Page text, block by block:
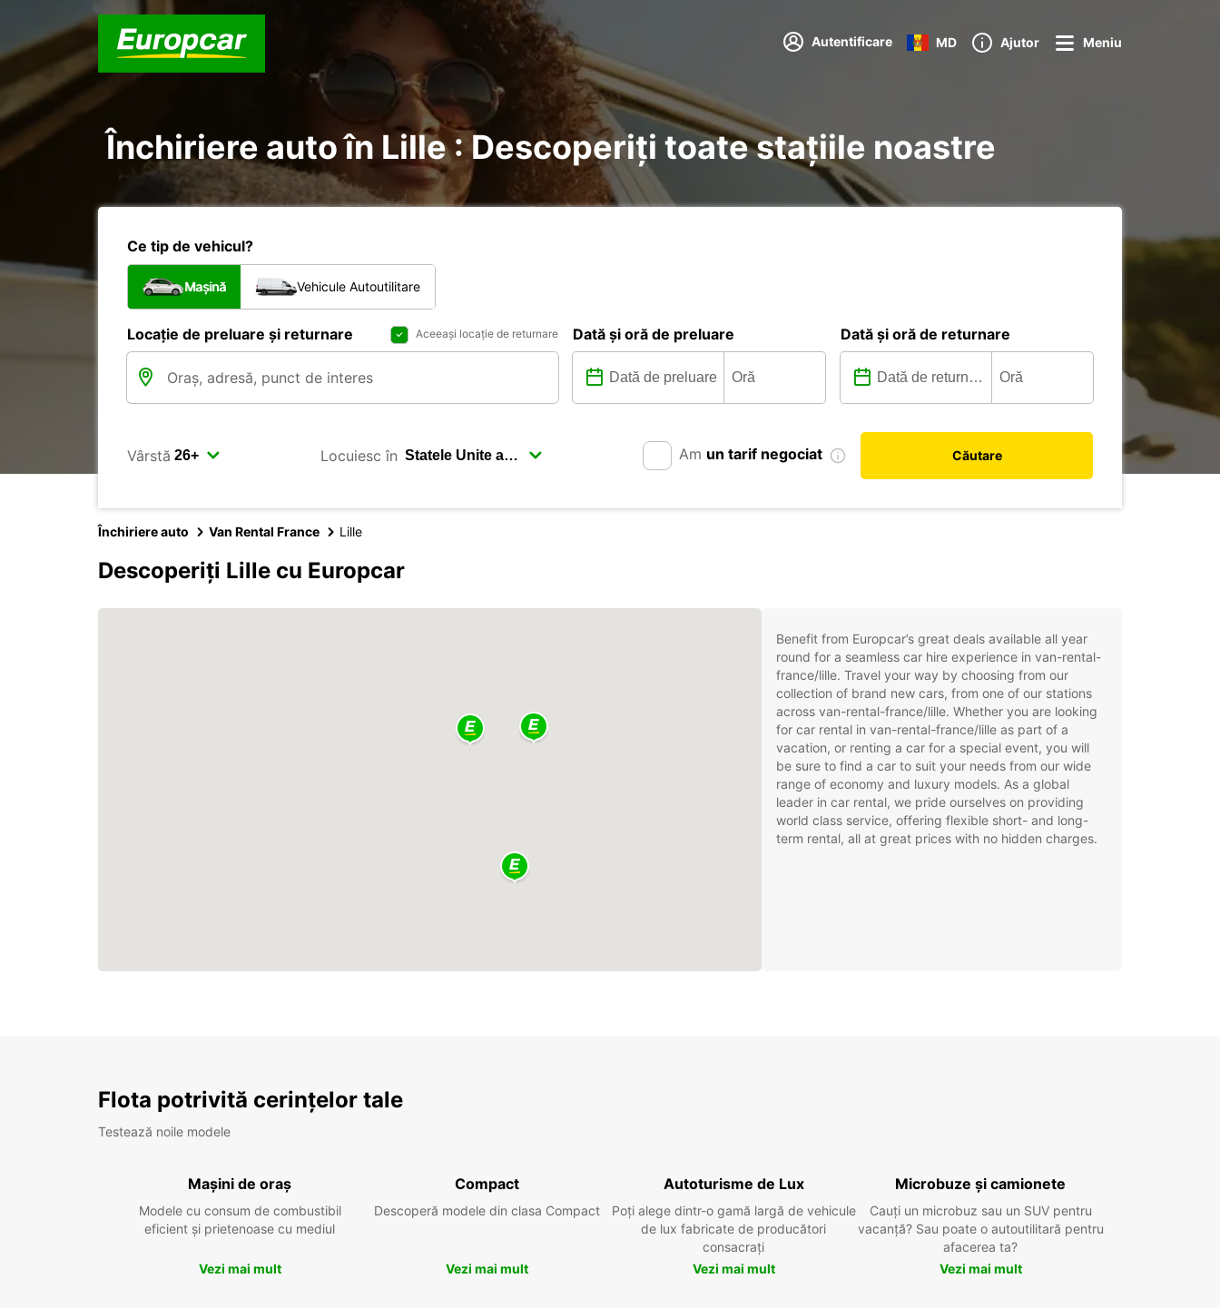
Autentificare MD Ajutor Meniu
Închiriere auto în Lille : Descoperiți toate stațiile noastre
Ce tip de vehicul?
Mașină Vehicule Autoutilitare
Locație de preluare și returnare Aceeași locație de returnare Dată și oră de preluare Dată și oră de returnare
Vârstă Locuiesc în Am un tarif negociat Căutare
Închiriere auto Van Rental France Lille
Descoperiți Lille cu Europcar
Benefit from Europcar’s great deals available all year
round for a seamless car hire experience in van-rental-
france/lille. Travel your way by choosing from our
collection of brand new cars, from one of our stations
across van-rental-france/lille. Whether you are looking
for car rental in van-rental-france/lille as part of a
vacation, or renting a car for a special event, you will
be sure to find a car to suit your needs from our wide
range of economy and luxury models. As a global
leader in car rental, we pride ourselves on providing
world class service, offering flexible short- and long-
term rental, all at great prices with no hidden charges.
Flota potrivită cerințelor tale
Testează noile modele
Mașini de oraș
Modele cu consum de combustibil
eficient și prietenoase cu mediul
Vezi mai mult
Compact
Descoperă modele din clasa Compact
Vezi mai mult
Autoturisme de Lux
Poți alege dintr-o gamă largă de vehicule
de lux fabricate de producători
consacrați
Vezi mai mult
Microbuze și camionete
Cauți un microbuz sau un SUV pentru
vacanță? Sau poate o autoutilitară pentru
afacerea ta?
Vezi mai mult